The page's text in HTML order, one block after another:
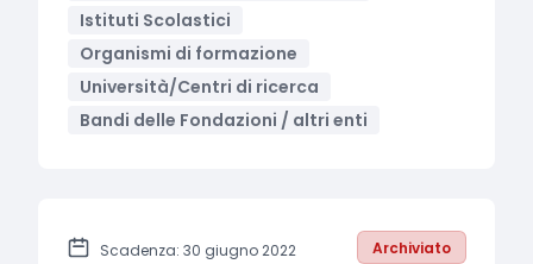
Istituti Scolastici
Organismi di formazione
Università/Centri di ricerca
Bandi delle Fondazioni / altri enti
Scadenza: 30 giugno 2022 Archiviato